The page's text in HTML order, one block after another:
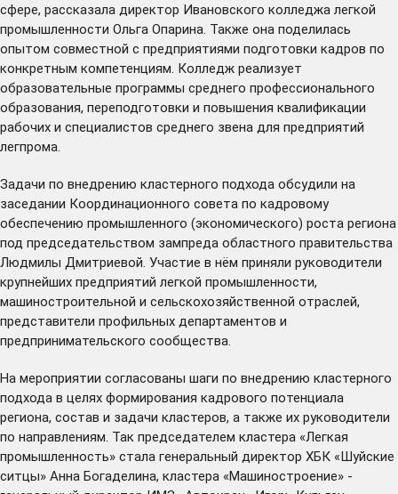
сфере, рассказала директор Ивановского колледжа легкой
промышленности Ольга Опарина. Также она поделилась
опытом совместной с предприятиями подготовки кадров по
конкретным компетенциям. Колледж реализует
образовательные программы среднего профессионального
образования, переподготовки и повышения квалификации
рабочих и специалистов среднего звена для предприятий
легпрома.
Задачи по внедрению кластерного подхода обсудили на
заседании Координационного совета по кадровому
обеспечению промышленного (экономического) роста региона
под председательством зампреда областного правительства
Людмилы Дмитриевой. Участие в нём приняли руководители
крупнейших предприятий легкой промышленности,
машиностроительной и сельскохозяйственной отраслей,
представители профильных департаментов и
предпринимательского сообщества.
На мероприятии согласованы шаги по внедрению кластерного
подхода в целях формирования кадрового потенциала
региона, состав и задачи кластеров, а также их руководители
по направлениям. Так председателем кластера «Легкая
промышленность» стала генеральный директор ХБК «Шуйские
ситцы» Анна Богаделина, кластера «Машиностроение» -